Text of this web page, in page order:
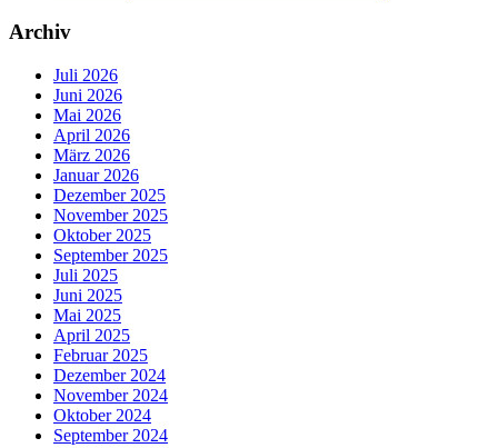
Archiv
Juli 2026
Juni 2026
Mai 2026
April 2026
März 2026
Januar 2026
Dezember 2025
November 2025
Oktober 2025
September 2025
Juli 2025
Juni 2025
Mai 2025
April 2025
Februar 2025
Dezember 2024
November 2024
Oktober 2024
September 2024